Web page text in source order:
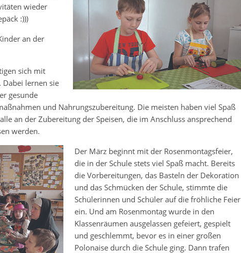
wieder
:)))
an der
sich mit
Dabei lernen sie
gesunde
und Nahrungszubereitung. Die meisten haben viel Spaß
an der Zubereitung der Speisen, die im Anschluss ansprechend
werden.
Der März beginnt mit der Rosenmontagsfeier,
die in der Schule stets viel Spaß macht. Bereits
die Vorbereitungen, das Basteln der Dekoration
und das Schmücken der Schule, stimmte die
Schülerinnen und Schüler auf die fröhliche Feier
ein. Und am Rosenmontag wurde in den
Klassenräumen ausgelassen gefeiert, gespielt
und geschlemmt, bevor es in einer großen
Polonaise durch die Schule ging. Dann trafen